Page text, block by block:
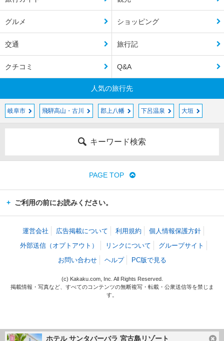
ホテル サンタバーバラ 宮古島リゾート
グルメ ショッピング
交通 旅行記
クチコミ Q&A
人気の旅行先
岐阜市 飛騨高山・古川 郡上八幡 下呂温泉 大垣
キーワード検索
PAGE TOP
ご利用の前にお読みください。
運営会社 広告掲載について 利用規約
個人情報保護方針
外部送信（オプトアウト）
リンクについて
グループサイト
お問い合わせ
ヘルプ PC版で見る
(c) Kakaku.com, Inc. All Rights Reserved.
掲載情報・写真など、すべてのコンテンツの無断複写・転載・公衆送信等を禁じま
す。